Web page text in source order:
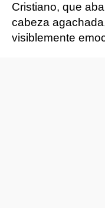
Cristiano, que
cabeza
visiblemente